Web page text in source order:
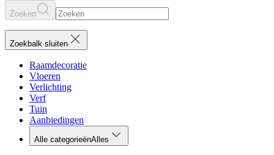
Zoeken
Zoekbalk sluiten
Raamdecoratie
Vloeren
Verlichting
Verf
Tuin
Aanbiedingen
Alle categorieënAlles